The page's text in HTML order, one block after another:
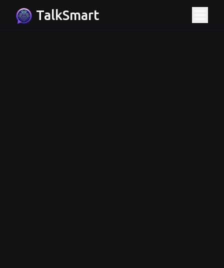
TalkSmart